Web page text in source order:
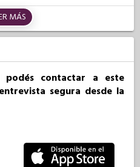
MÁS
contactar a este
segura desde la